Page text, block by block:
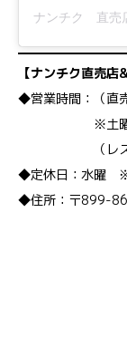
【ナンチク直売店
◆営業時間：（直
※土曜・日
（レストラ
◆定休日：水曜 ※
◆住所：〒899-